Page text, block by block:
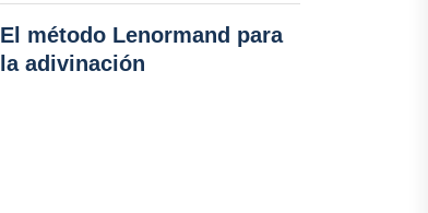
El método Lenormand para
la adivinación